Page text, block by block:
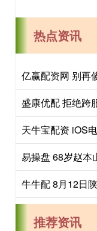
热点资讯
推荐资讯